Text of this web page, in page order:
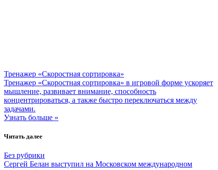
Тренажер «Скоростная сортировка»
Тренажер «Скоростная сортировка» в игровой форме ускоряет
мышление, развивает внимание, способность
концентрироваться, а также быстро переключаться между
задачами.
Узнать больше »
Читать далее
Без рубрики
Сергей Белан выступил на Московском международном